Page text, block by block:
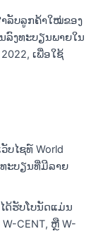
ຳລັບລູກຄ້າໃໝ່ຂອງ
ລົງທະບຽນພາຍໃນ
ເພື່ອໃຊ້
ບໄຊທ໌ World
ະບຽນທີ່ມີລາຍ
ຮັບໂບນັດແມ່ນ
CENT, ຫຼື W-